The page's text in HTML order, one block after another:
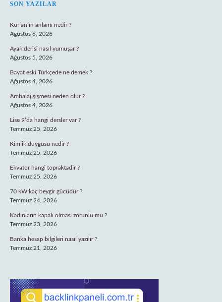
SIDEBAR
SON YAZILAR
Kur’an’ın anlamı nedir ?
Ağustos 6, 2026
Ayak derisi nasıl yumuşar ?
Ağustos 5, 2026
Bayat eski Türkçede ne demek ?
Ağustos 4, 2026
Ambalaj şişmesi neden olur ?
Ağustos 4, 2026
Lise 9’da hangi dersler var ?
Temmuz 25, 2026
Kimlik duygusu nedir ?
Temmuz 25, 2026
Ekvator hangi topraktadir ?
Temmuz 25, 2026
70 kW kaç beygir gücüdür ?
Temmuz 24, 2026
Kadınların kapalı olması zorunlu mu ?
Temmuz 23, 2026
Banka hesap bilgileri nasıl yazılır ?
Temmuz 21, 2026